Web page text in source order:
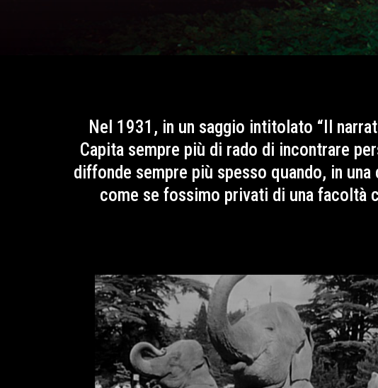
Nel 1931, in un saggio intitolato “Il
Capita sempre più di rado di incontrare
diffonde sempre più spesso quando, in
come se fossimo privati di una facoltà